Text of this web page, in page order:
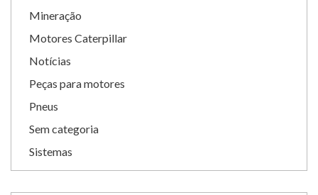
Mineração
Motores Caterpillar
Notícias
Peças para motores
Pneus
Sem categoria
Sistemas